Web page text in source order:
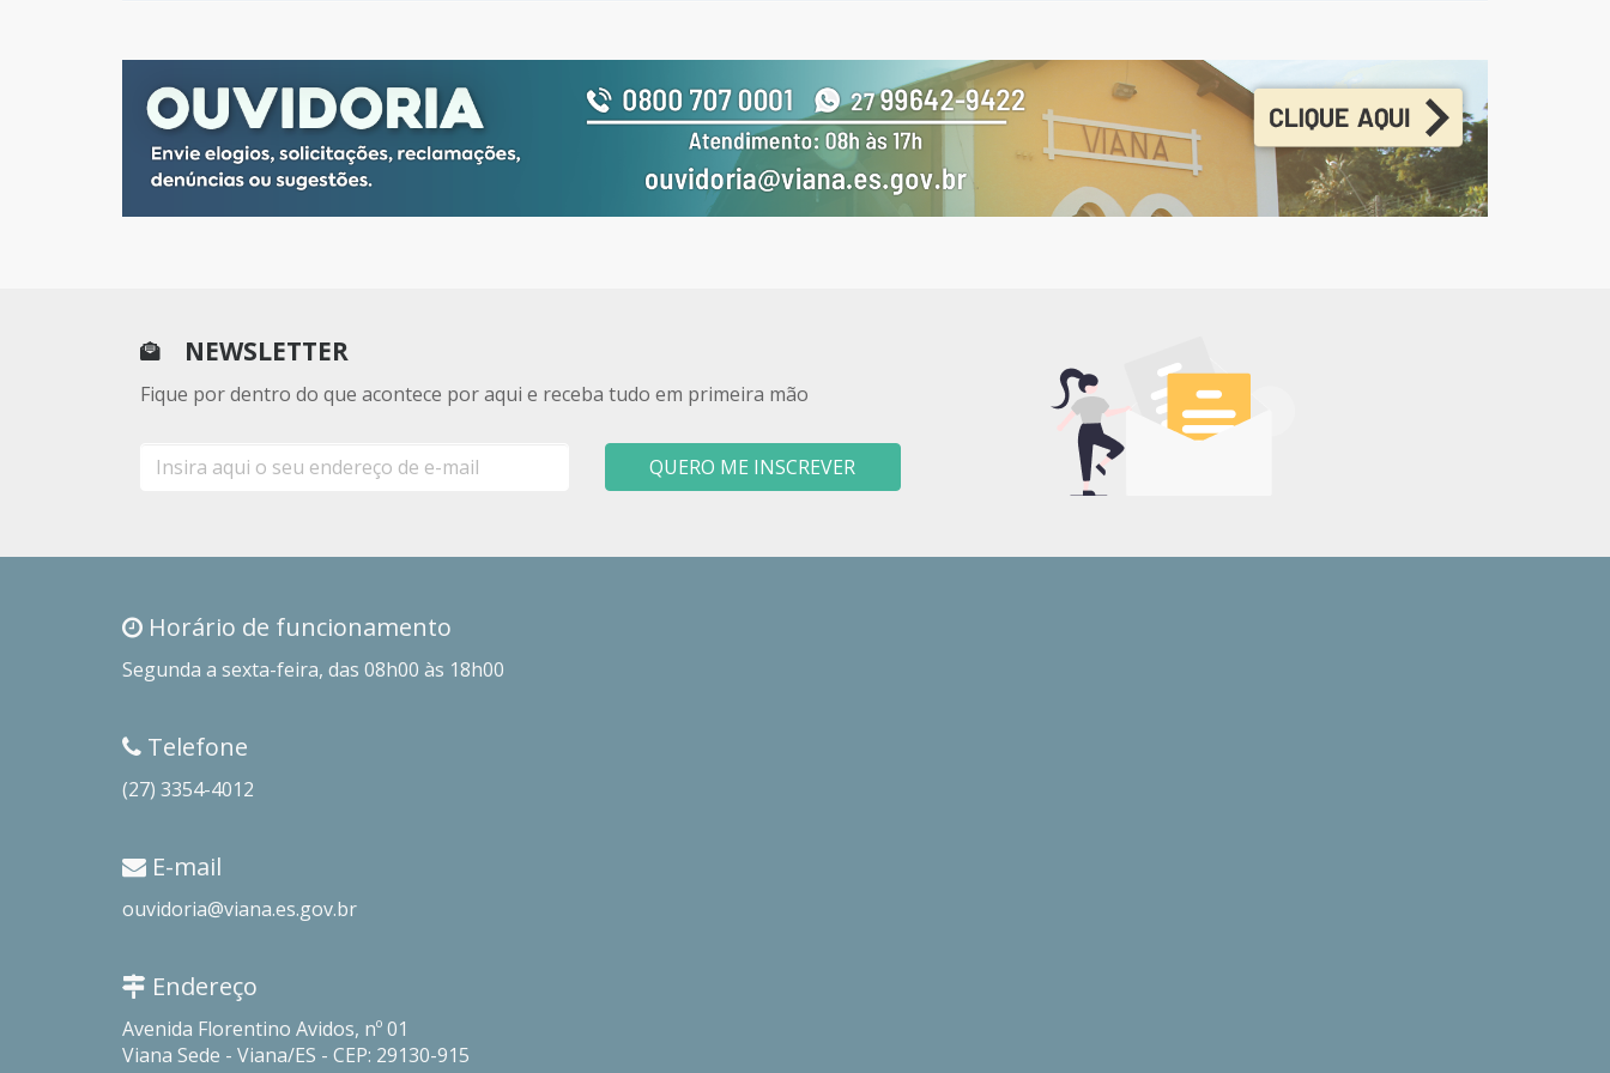
NEWSLETTER
Fique por dentro do que acontece por aqui e receba tudo em primeira mão
mail
QUERO ME INSCREVER
Horário de funcionamento
Segunda a sexta-feira, das 08h00 às 18h00
Telefone
(27) 3354-4012
E-mail
ouvidoria@viana.es.gov.br
Endereço
Avenida Florentino Avidos, nº 01
Viana Sede - Viana/ES - CEP: 29130-915